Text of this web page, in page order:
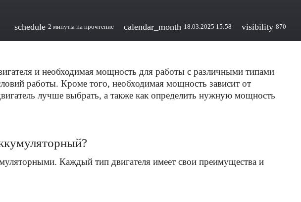
schedule 2 минуты на прочтение calendar_month 18.03.2025 15:58 visibility 870
и необходимая мощность для работы с различными типами
работы. Кроме того, необходимая мощность зависит от
лучше выбрать, а также как определить нужную мощность
Каждый тип двигателя имеет свои преимущества и